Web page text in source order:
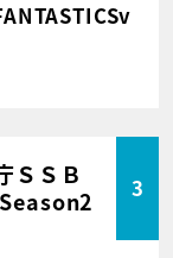
ＳＳＢ
3